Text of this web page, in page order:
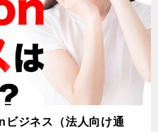
ジネス（法人向け通